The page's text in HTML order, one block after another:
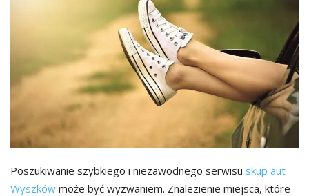
Poszukiwanie szybkiego i niezawodnego serwisu skup aut
Wyszków może być wyzwaniem. Znalezienie miejsca, które